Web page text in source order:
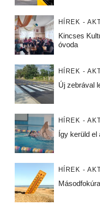
HÍREK -
Kincses
óvoda
HÍREK -
Új zebrával
HÍREK -
Így kerüld el
HÍREK -